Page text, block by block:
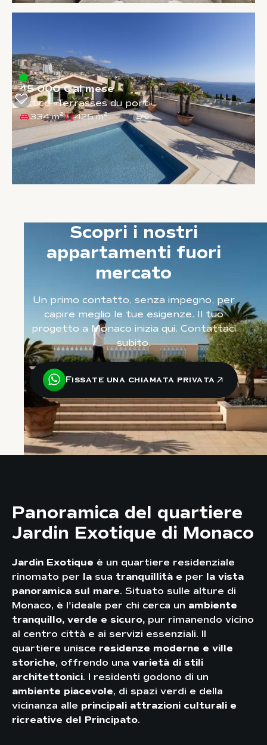
45 000 € al mese
Attico «Terrasses du port»
334 m² 425 m² 1/5
Scopri i nostri
appartamenti fuori
mercato
Un primo contatto, senza impegno, per
capire meglio le tue esigenze. Il tuo
progetto a Monaco inizia qui. Contattaci
subito.
Fissate una chiamata privata
Panoramica del quartiere
Jardin Exotique di Monaco
Jardin Exotique è un quartiere residenziale
rinomato per la sua tranquillità e per la vista
panoramica sul mare. Situato sulle alture di
Monaco, è l'ideale per chi cerca un ambiente
tranquillo, verde e sicuro, pur rimanendo vicino
al centro città e ai servizi essenziali. Il
quartiere unisce residenze moderne e ville
storiche, offrendo una varietà di stili
architettonici. I residenti godono di un
ambiente piacevole, di spazi verdi e della
vicinanza alle principali attrazioni culturali e
ricreative del Principato.